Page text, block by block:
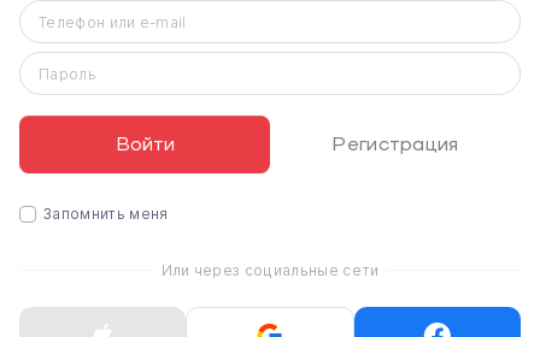
Характеристики
Apple iPhone XR Silicone Case LUX COPY - Clear
Совместимость
iPhone XR
Тип
Частичная
Телефон или e-mail
Пароль
Войти Регистрация
Запомнить меня
Или через социальные сети